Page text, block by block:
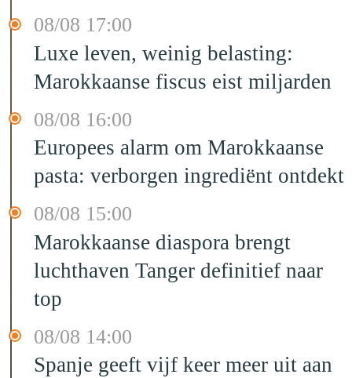
08/08 17:00
Luxe leven, weinig belasting:
Marokkaanse fiscus eist miljarden
08/08 16:00
Europees alarm om Marokkaanse
pasta: verborgen ingrediënt ontdekt
08/08 15:00
Marokkaanse diaspora brengt
luchthaven Tanger definitief naar
top
08/08 14:00
Spanje geeft vijf keer meer uit aan